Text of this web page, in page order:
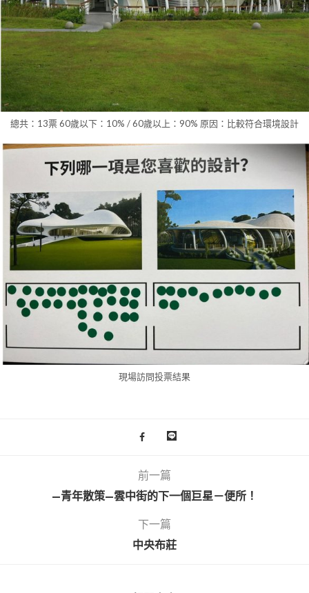
總共：13票 60歲以下：10% / 60歲以上：90% 原因：比較符合環境設計
現場訪問投票結果
前一篇
—青年散策—雲中街的下一個巨星－便所！
下一篇
中央布莊